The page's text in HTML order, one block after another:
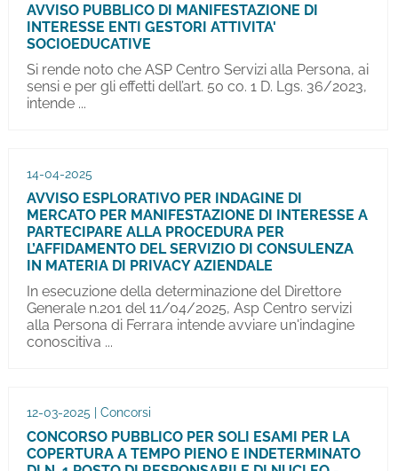
AVVISO PUBBLICO DI MANIFESTAZIONE DI
INTERESSE ENTI GESTORI ATTIVITA'
SOCIOEDUCATIVE
Si rende noto che ASP Centro Servizi alla Persona, ai
sensi e per gli effetti dell’art. 50 co. 1 D. Lgs. 36/2023,
intende ...
14-04-2025
AVVISO ESPLORATIVO PER INDAGINE DI
MERCATO PER MANIFESTAZIONE DI INTERESSE A
PARTECIPARE ALLA PROCEDURA PER
L’AFFIDAMENTO DEL SERVIZIO DI CONSULENZA
IN MATERIA DI PRIVACY AZIENDALE
In esecuzione della determinazione del Direttore
Generale n.201 del 11/04/2025, Asp Centro servizi
alla Persona di Ferrara intende avviare un'indagine
conoscitiva ...
12-03-2025 | Concorsi
CONCORSO PUBBLICO PER SOLI ESAMI PER LA
COPERTURA A TEMPO PIENO E INDETERMINATO